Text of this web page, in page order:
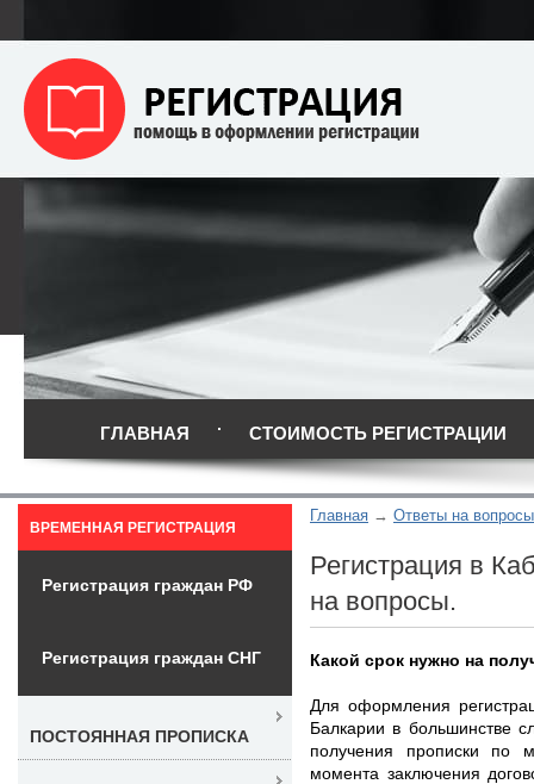
ГЛАВНАЯ СТОИМОСТЬ РЕГИСТРАЦИИ
Главная Ответы на
Регистрация в
на вопросы.
Какой срок нужно на
Для оформления
Балкарии в большинстве
получения прописки по
момента заключения
ВРЕМЕННАЯ РЕГИСТРАЦИЯ
Регистрация граждан РФ
Регистрация граждан СНГ
ПОСТОЯННАЯ ПРОПИСКА